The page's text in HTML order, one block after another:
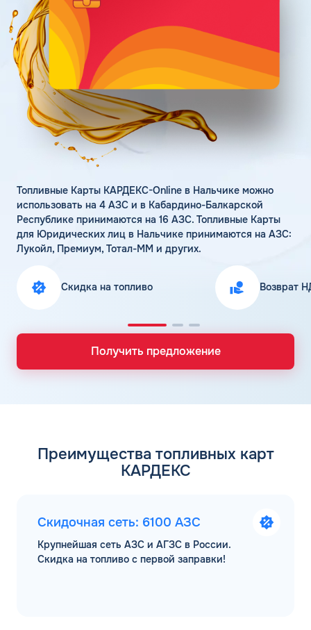
Статьи
Цена бензина и ДТ
Личный кабинет
Карта АЗС
Получить консультацию
Топливные Карты КАРДЕКС-Online в Нальчике можно
использовать на 4 АЗС и в Кабардино-Балкарской
Республике принимаются на 16 АЗС. Топливные Карты
для Юридических лиц в Нальчике принимаются на АЗС:
Лукойл, Премиум, Тотал-ММ и других.
Скидка на топливо Возврат
Получить предложение
Преимущества топливных карт
КАРДЕКС
Скидочная сеть: 6100 АЗС
Крупнейшая сеть АЗС и АГЗС в России.
Скидка на топливо с первой заправки!